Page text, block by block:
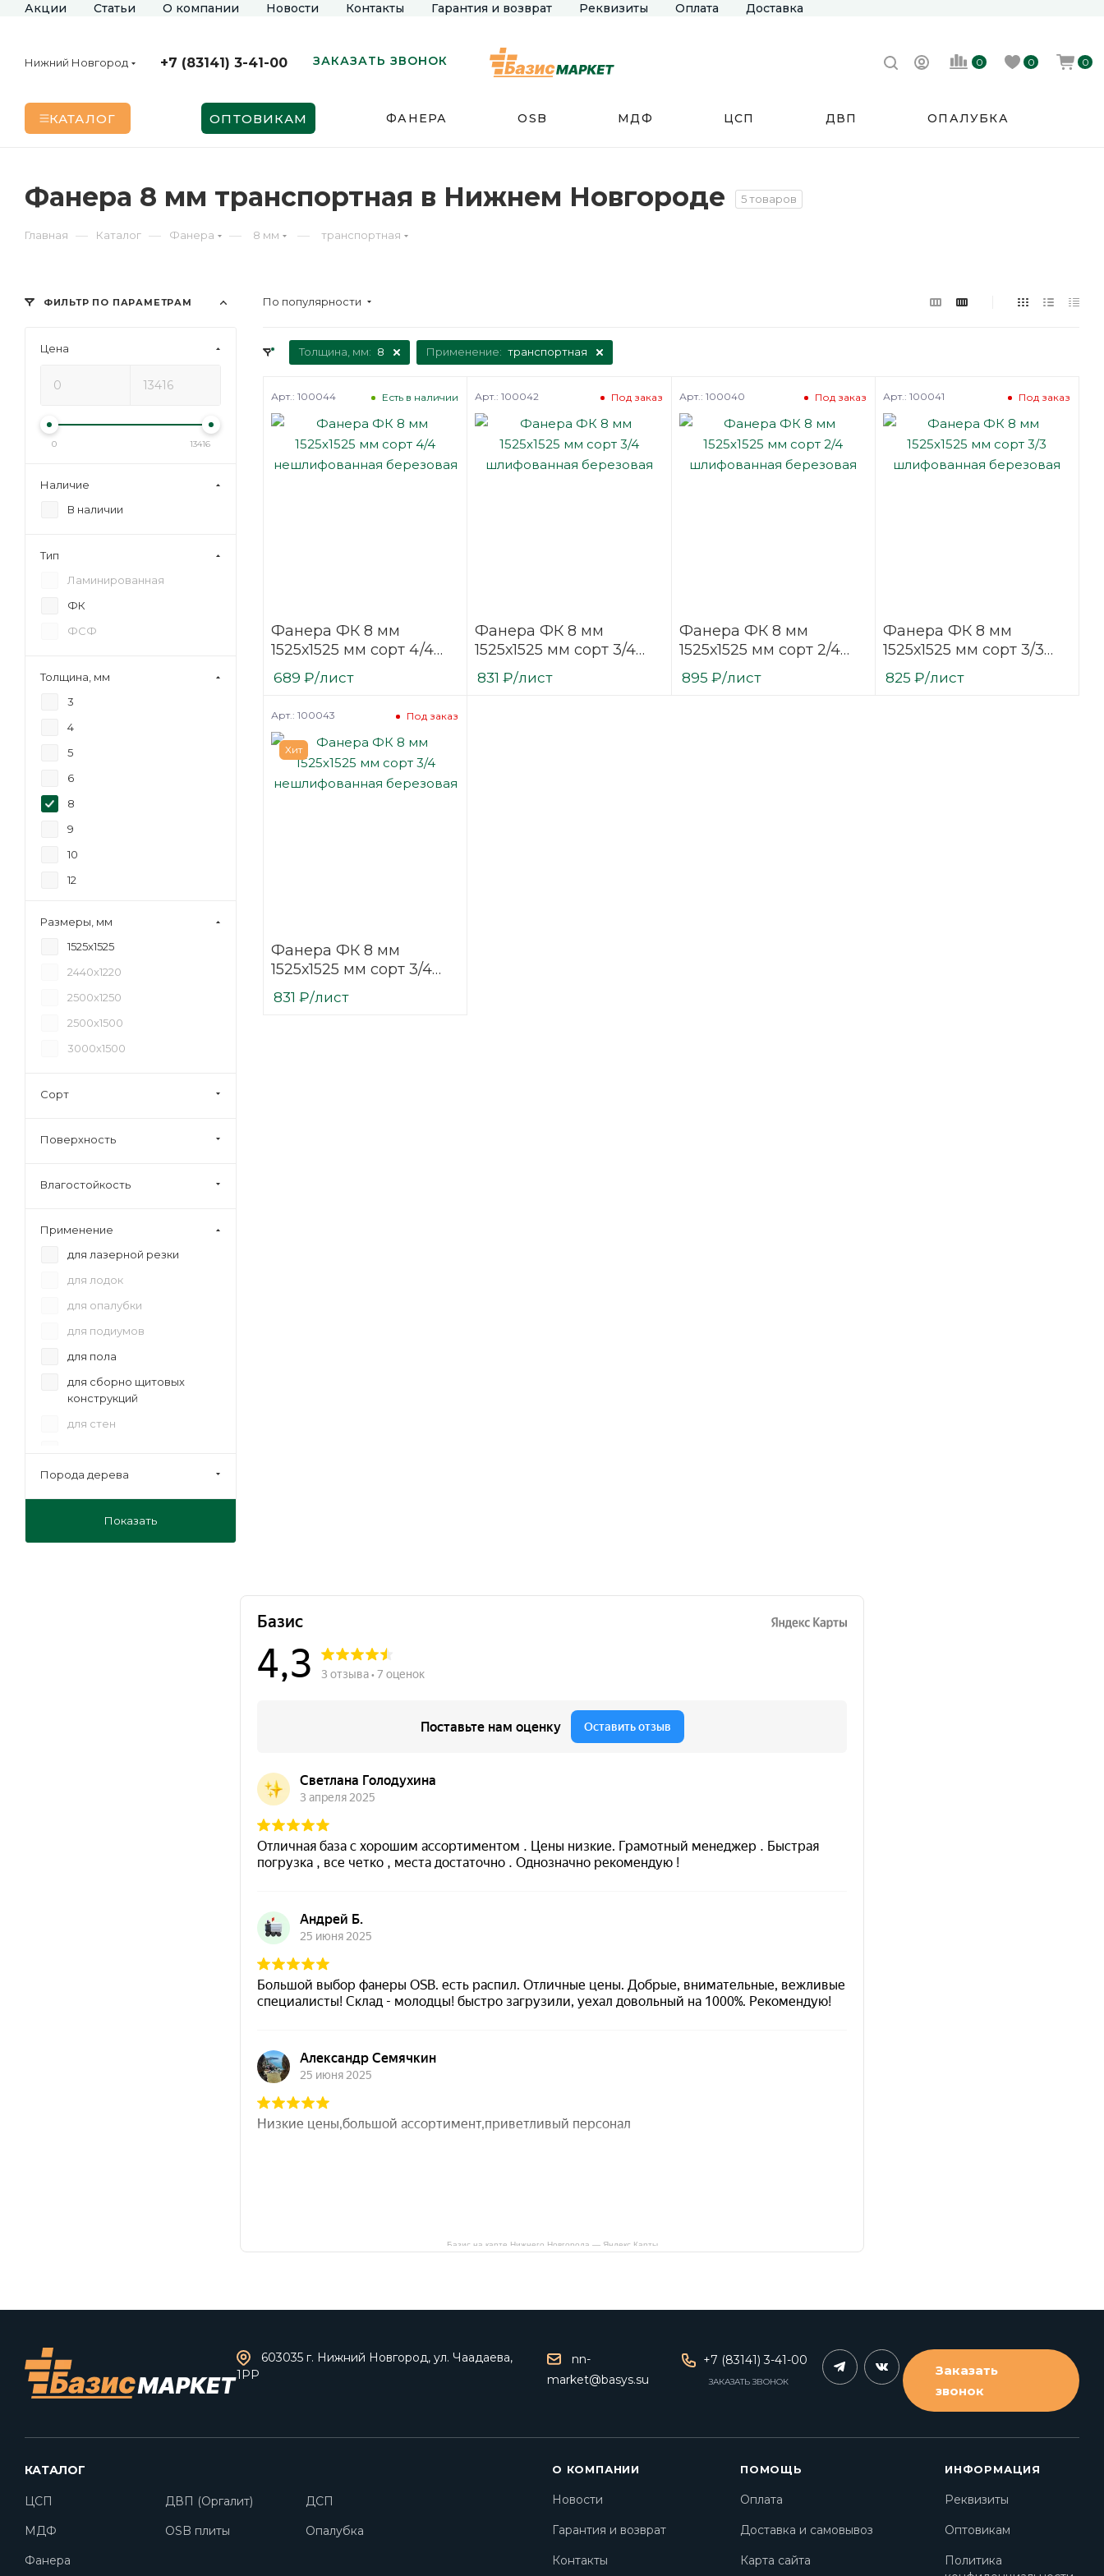
Акции Статьи О компании Новости Контакты Гарантия и возврат Реквизиты Оплата Доставка
Нижний Новгород +7 (83141) 3-41-00 ЗАКАЗАТЬ ЗВОНОК 0 0 0
КАТАЛОГ ОПТОВИКАМ ФАНЕРА OSB МДФ ЦСП ДВП ОПАЛУБКА
Фанера 8 мм транспортная в Нижнем Новгороде 5 товаров
Главная — Каталог — Фанера — 8 мм — транспортная
По популярности
Толщина, мм: 8 Применение: транспортная
Фанера ФК 8 мм
1525х1525 мм сорт 4/4
нешлифованная
березовая
Есть в наличии
Арт.: 100044
689 ₽/лист
Фанера ФК 8 мм
1525х1525 мм сорт 3/4
шлифованная
березовая
Под заказ
Арт.: 100042
831 ₽/лист
Фанера ФК 8 мм
1525х1525 мм сорт 2/4
шлифованная
березовая
Под заказ
Арт.: 100040
895 ₽/лист
Фанера ФК 8 мм
1525х1525 мм сорт 3/3
шлифованная
березовая
Под заказ
Арт.: 100041
825 ₽/лист
Хит
Фанера ФК 8 мм
1525х1525 мм сорт 3/4
нешлифованная
березовая
Под заказ
Арт.: 100043
831 ₽/лист
ФИЛЬТР ПО ПАРАМЕТРАМ
Цена
0 13416
Наличие
В наличии
Тип
Ламинированная
ФК
ФСФ
Толщина, мм
3
4
5
6
8
9
10
12
18
Размеры, мм
1525х1525
2440х1220
2500х1250
2500х1500
3000х1500
Сорт
Поверхность
Влагостойкость
Применение
для лазерной резки
для лодок
для опалубки
для подиумов
для пола
для сборно щитовых
конструкций
для стен
мебельная
на лаги
Порода дерева
Показать
Базис на карте Нижнего Новгорода — Яндекс Карты
603035 г. Нижний Новгород, ул. Чаадаева,
1РР
nn-
market@basys.su
+7 (83141) 3-41-00
ЗАКАЗАТЬ ЗВОНОК
Заказать
звонок
КАТАЛОГ
ЦСП ДВП (Оргалит)
ДСП
МДФ
OSB плиты
Опалубка
Фанера
О КОМПАНИИ
Новости
Гарантия и возврат
Контакты
ПОМОЩЬ
Оплата
Доставка и самовывоз
Карта сайта
ИНФОРМАЦИЯ
Реквизиты
Оптовикам
Политика